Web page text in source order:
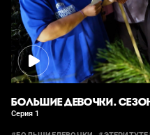
БОЛЬШИЕ ДЕВОЧКИ.
Серия 1